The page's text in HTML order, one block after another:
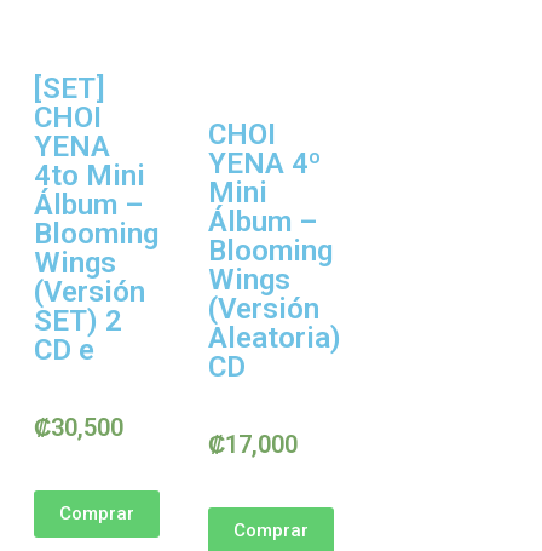
[SET]
CHOI
YENA
4to Mini
Álbum –
Blooming
Wings
(Versión
SET) 2
CD e
₡30,500
Comprar
CHOI
YENA 4º
Mini
Álbum –
Blooming
Wings
(Versión
Aleatoria)
CD
₡17,000
Comprar